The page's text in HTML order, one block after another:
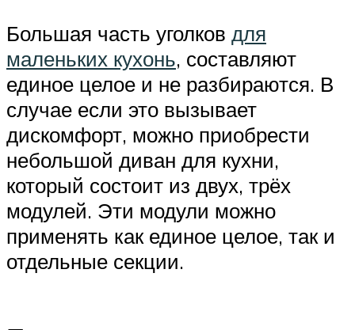
Большая часть уголков для
маленьких кухонь, составляют
единое целое и не разбираются. В
случае если это вызывает
дискомфорт, можно приобрести
небольшой диван для кухни,
который состоит из двух, трёх
модулей. Эти модули можно
применять как единое целое, так и
отдельные секции.